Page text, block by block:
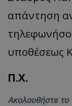
απάντηση
υποθέσεως
Π.Χ.
Ακολουθήστε το